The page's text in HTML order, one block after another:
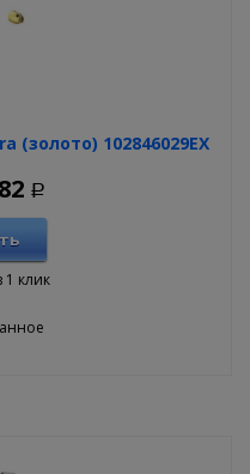
(золото) 102846029EX
Р
1 клик